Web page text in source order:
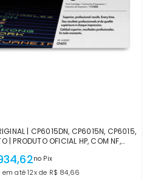
| CP6015DN, CP6015N, CP6015,
| PRODUTO OFICIAL HP, COM NF,
no Pix
em até 12x de R$ 84,66